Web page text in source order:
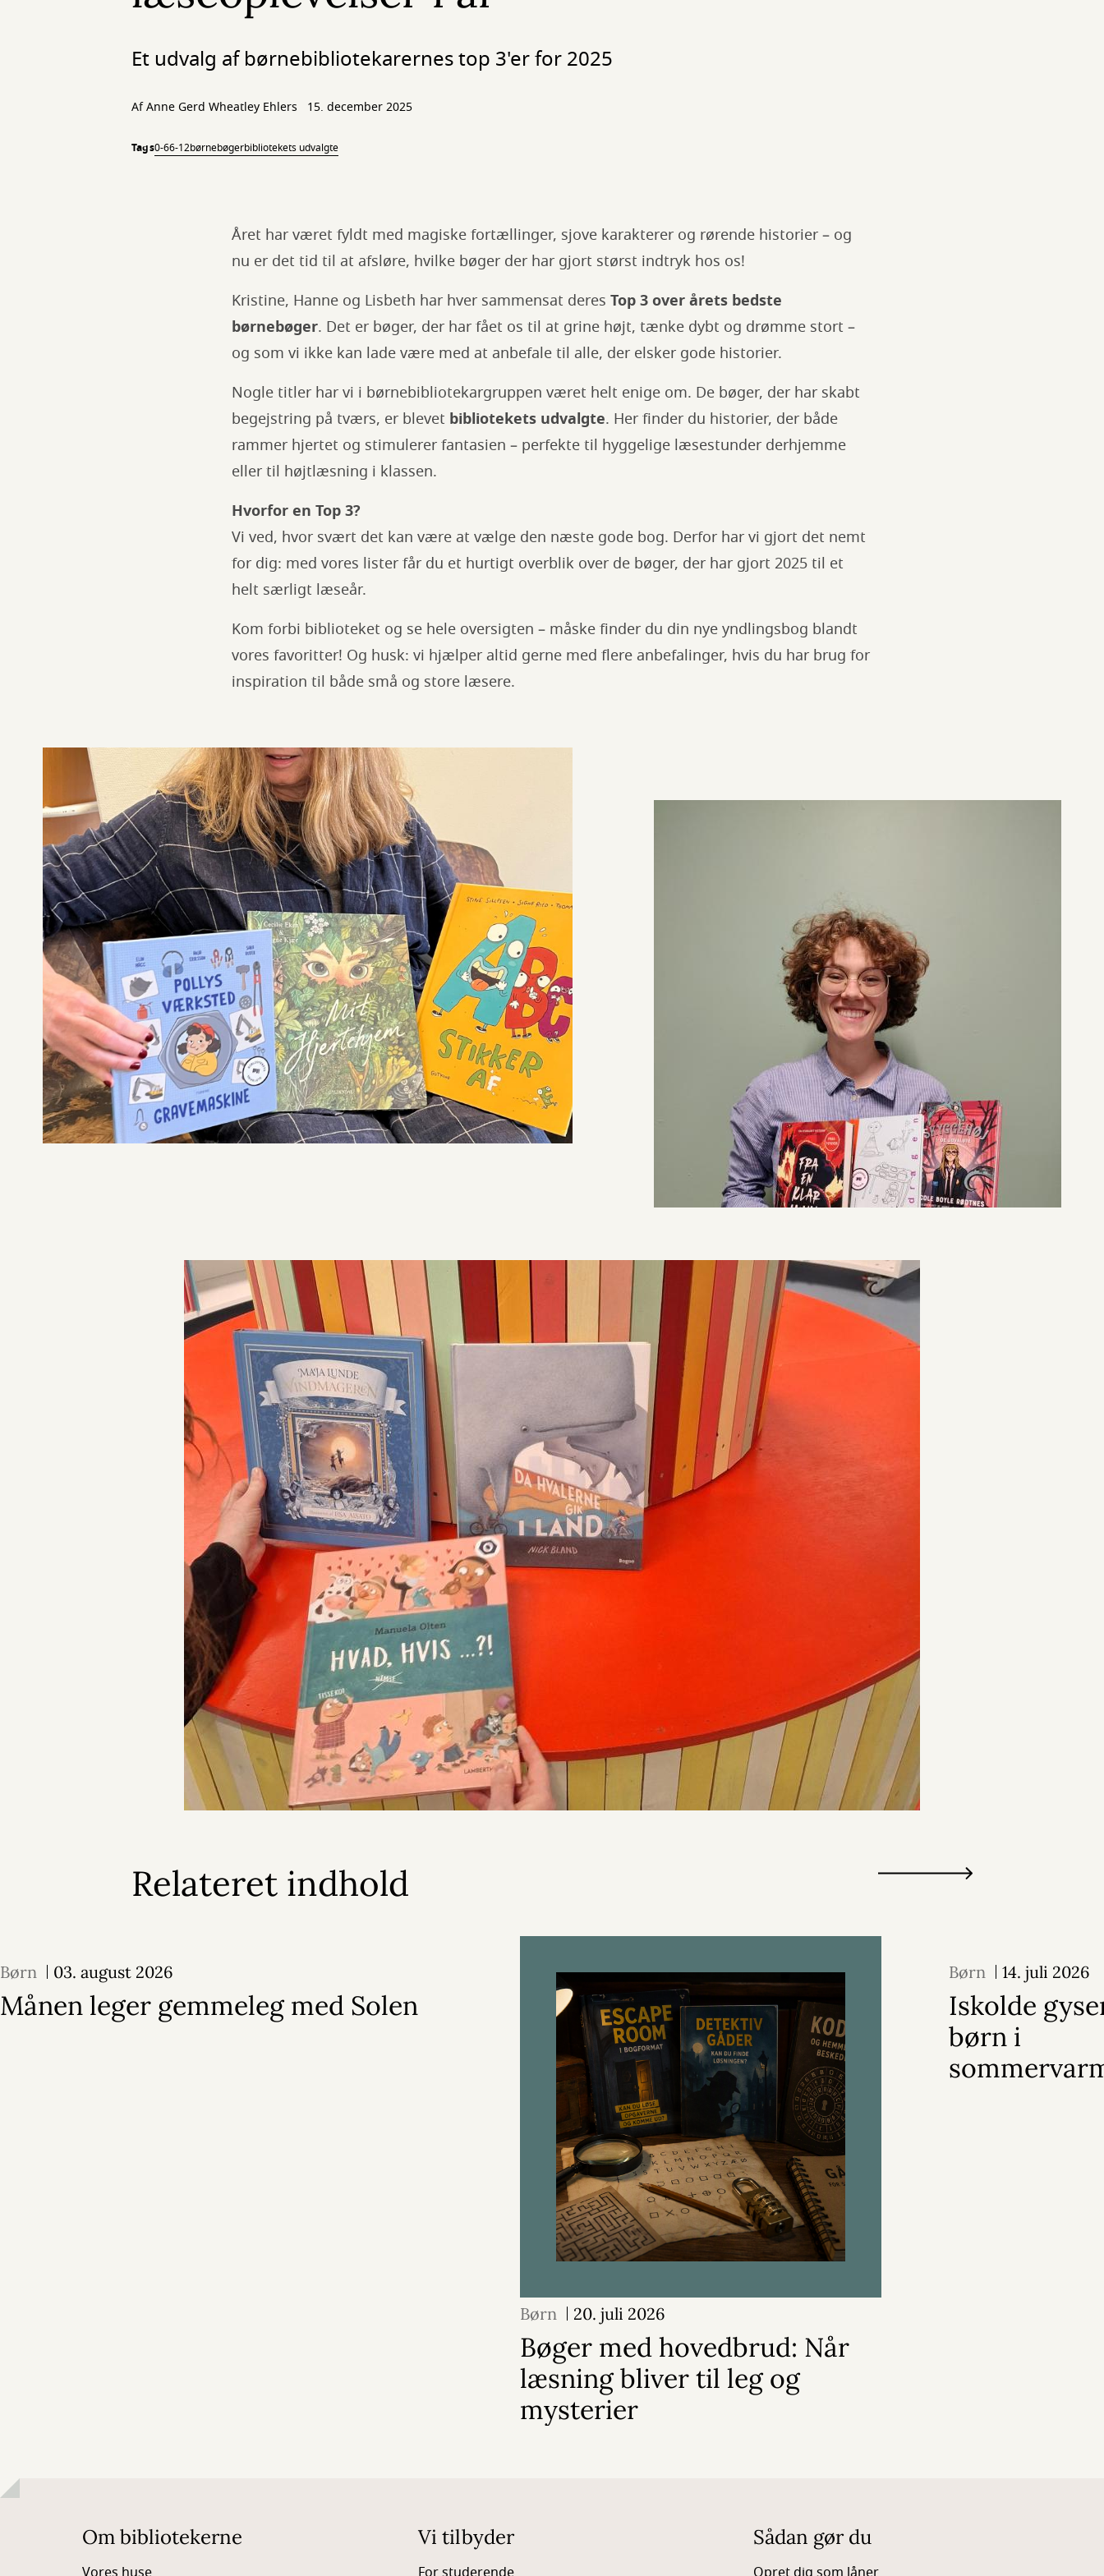
Et udvalg af børnebibliotekarernes top 3'er for 2025
AfAnne Gerd Wheatley Ehlers 15. december 2025
Tags0-66-12børnebøgerbibliotekets udvalgte
Året har været fyldt med magiske fortællinger, sjove karakterer og rørende historier – og
nu er det tid til at afsløre, hvilke bøger der har gjort størst indtryk hos os!
Kristine, Hanne og Lisbeth har hver sammensat deres Top 3 over årets bedste
børnebøger. Det er bøger, der har fået os til at grine højt, tænke dybt og drømme stort –
og som vi ikke kan lade være med at anbefale til alle, der elsker gode historier.
Nogle titler har vi i børnebibliotekargruppen været helt enige om. De bøger, der har skabt
begejstring på tværs, er blevet bibliotekets udvalgte. Her finder du historier, der både
rammer hjertet og stimulerer fantasien – perfekte til hyggelige læsestunder derhjemme
eller til højtlæsning i klassen.
Hvorfor en Top 3?
Vi ved, hvor svært det kan være at vælge den næste gode bog. Derfor har vi gjort det nemt
for dig: med vores lister får du et hurtigt overblik over de bøger, der har gjort 2025 til et
helt særligt læseår.
Kom forbi biblioteket og se hele oversigten – måske finder du din nye yndlingsbog blandt
vores favoritter! Og husk: vi hjælper altid gerne med flere anbefalinger, hvis du har brug for
inspiration til både små og store læsere.
Relateret indhold
Børn 03. august 2026
Månen leger gemmeleg med Solen
Børn 20. juli 2026
Bøger med hovedbrud: Når
læsning bliver til leg og
mysterier
Børn 14. juli 2026
Iskolde
børn i
Om bibliotekerne Vi tilbyder Sådan gør du